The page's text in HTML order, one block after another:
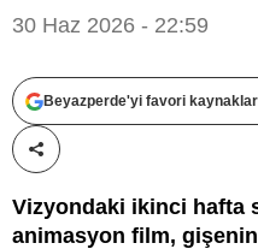
30 Haz 2026 - 22:59
Beyazperde'yi favori
Paylaş!
Vizyondaki ikinci hafta
animasyon film,